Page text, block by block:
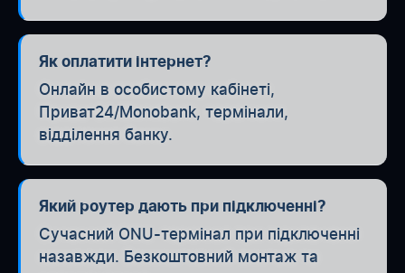
Як оплатити інтернет?
Онлайн в особистому кабінеті,
Приват24/Monobank, термінали,
відділення банку.
Який роутер дають при підключенні?
Сучасний ONU-термінал при підключенні
назавжди. Безкоштовний монтаж та